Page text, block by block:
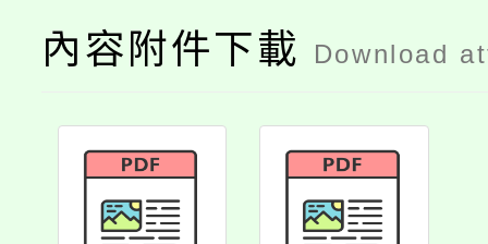
內容附件下載 Download